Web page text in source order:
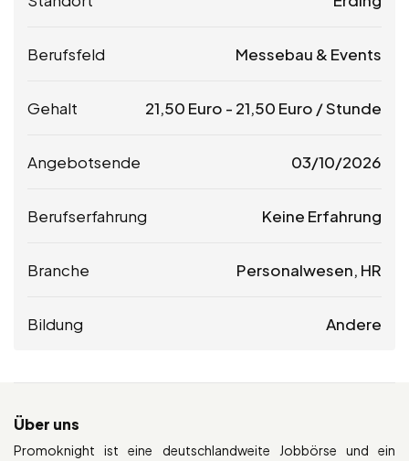
Berufsfeld Messebau & Events
Gehalt 21,50 Euro - 21,50 Euro / Stunde
Angebotsende 03/10/2026
Berufserfahrung Keine Erfahrung
Branche Personalwesen, HR
Bildung Andere
Über uns
Promoknight ist eine deutschlandweite Jobbörse und ein